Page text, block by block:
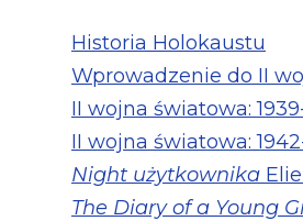
Historia Holokaustu
Wprowadzenie do II
II wojna światowa: 1939-
II wojna światowa:
Night użytkownika
The Diary of a Young